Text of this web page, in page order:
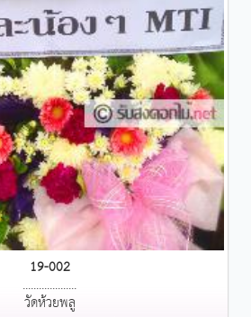
19-002
....................
วัดห้วยพลู